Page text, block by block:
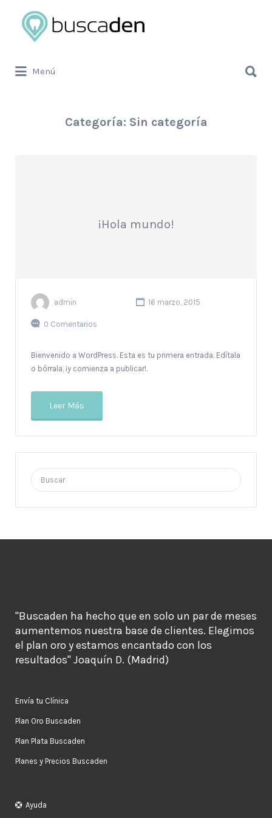
Buscar
por:
Menú
por:
Categoría: Sin categoría
¡Hola mundo!
admin 16 marzo, 2015
0 Comentarios
Bienvenido a WordPress. Esta es tu primera entrada. Edítala
o bórrala, ¡y comienza a publicar!.
Leer Más
Buscar
por:
"Buscaden ha hecho que en solo un par de meses
aumentemos nuestra base de clientes. Elegimos
el plan oro y estamos encantado con los
resultados" Joaquín D. (Madrid)
Envía tu Clínica
Plan Oro Buscaden
Plan Plata Buscaden
Planes y Precios Buscaden
Ayuda